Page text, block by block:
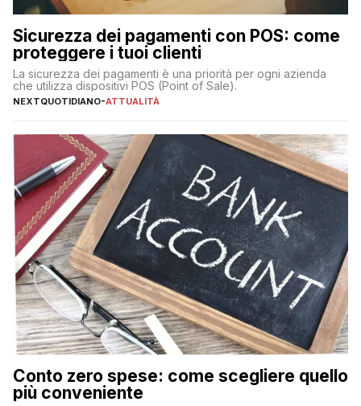
Sicurezza dei pagamenti con POS: come
proteggere i tuoi clienti
La sicurezza dei pagamenti è una priorità per ogni azienda
che utilizza dispositivi POS (Point of Sale).
NEXTQUOTIDIANO-ATTUALITÀ
Conto zero spese: come scegliere quello
più conveniente